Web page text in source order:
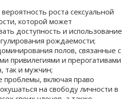
роста сексуальной
которой может
доступность и использование
рождаемости;
полов, связанные с
привилегиями и прерогативами
так и мужчин;
проблемы, включая право
на свободу личности в